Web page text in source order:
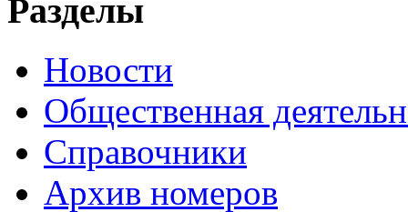
Разделы
Новости
Общественная
Справочники
Архив номеров